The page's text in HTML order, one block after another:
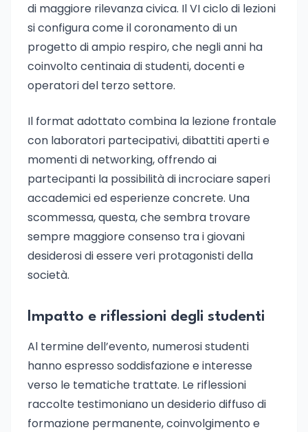
di maggiore rilevanza civica. Il VI ciclo di lezioni
si configura come il coronamento di un
progetto di ampio respiro, che negli anni ha
coinvolto centinaia di studenti, docenti e
operatori del terzo settore.
Il format adottato combina la lezione frontale
con laboratori partecipativi, dibattiti aperti e
momenti di networking, offrendo ai
partecipanti la possibilità di incrociare saperi
accademici ed esperienze concrete. Una
scommessa, questa, che sembra trovare
sempre maggiore consenso tra i giovani
desiderosi di essere veri protagonisti della
società.
Impatto e riflessioni degli studenti
Al termine dell’evento, numerosi studenti
hanno espresso soddisfazione e interesse
verso le tematiche trattate. Le riflessioni
raccolte testimoniano un desiderio diffuso di
formazione permanente, coinvolgimento e